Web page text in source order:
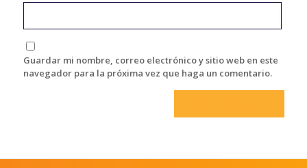
Guardar mi nombre, correo electrónico y sitio web en este
navegador para la próxima vez que haga un comentario.